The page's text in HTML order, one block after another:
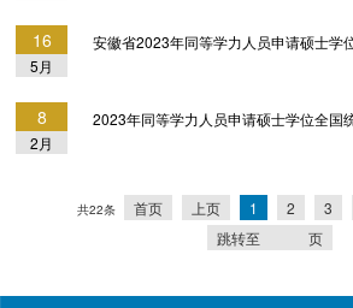
2. 已获得学士学位，并在获得学士学位
16
5月
8
2月
2023年同等学力人员申请硕士学位全国
共22条 首页 上页 1 2 3
跳转至
页